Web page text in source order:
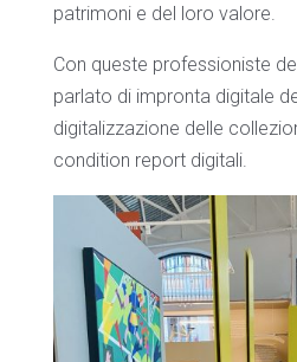
patrimoni e del loro valore.
Con queste professioniste
parlato di impronta digitale
digitalizzazione delle
condition report digitali.